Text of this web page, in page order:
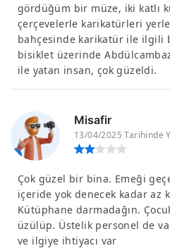
gördüğüm bir müze, iki katlı
çerçevelerle karikatürleri
bahçesinde karikatür ile ilgili
bisiklet üzerinde
ile yatan insan, çok güzeldi.
Misafir
13/04/2025 Tarihinde
Çok güzel bir bina. Emeği
içeride yok denecek kadar az
Kütüphane darmadağın.
üzülüp. Üstelik personel de
ve ilgiye ihtiyacı var